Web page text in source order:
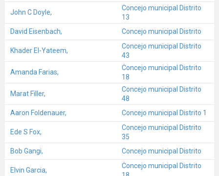
John C Doyle,
Concejo municipal Distrito
13
David Eisenbach,
Concejo municipal Distrito
Khader El-Yateem,
Concejo municipal Distrito
43
Amanda Farias,
Concejo municipal Distrito
18
Marat Filler,
Concejo municipal Distrito
48
Aaron Foldenauer,
Concejo municipal Distrito 1
Ede S Fox,
Concejo municipal Distrito
35
Bob Gangi,
Concejo municipal Distrito
Elvin Garcia,
Concejo municipal Distrito